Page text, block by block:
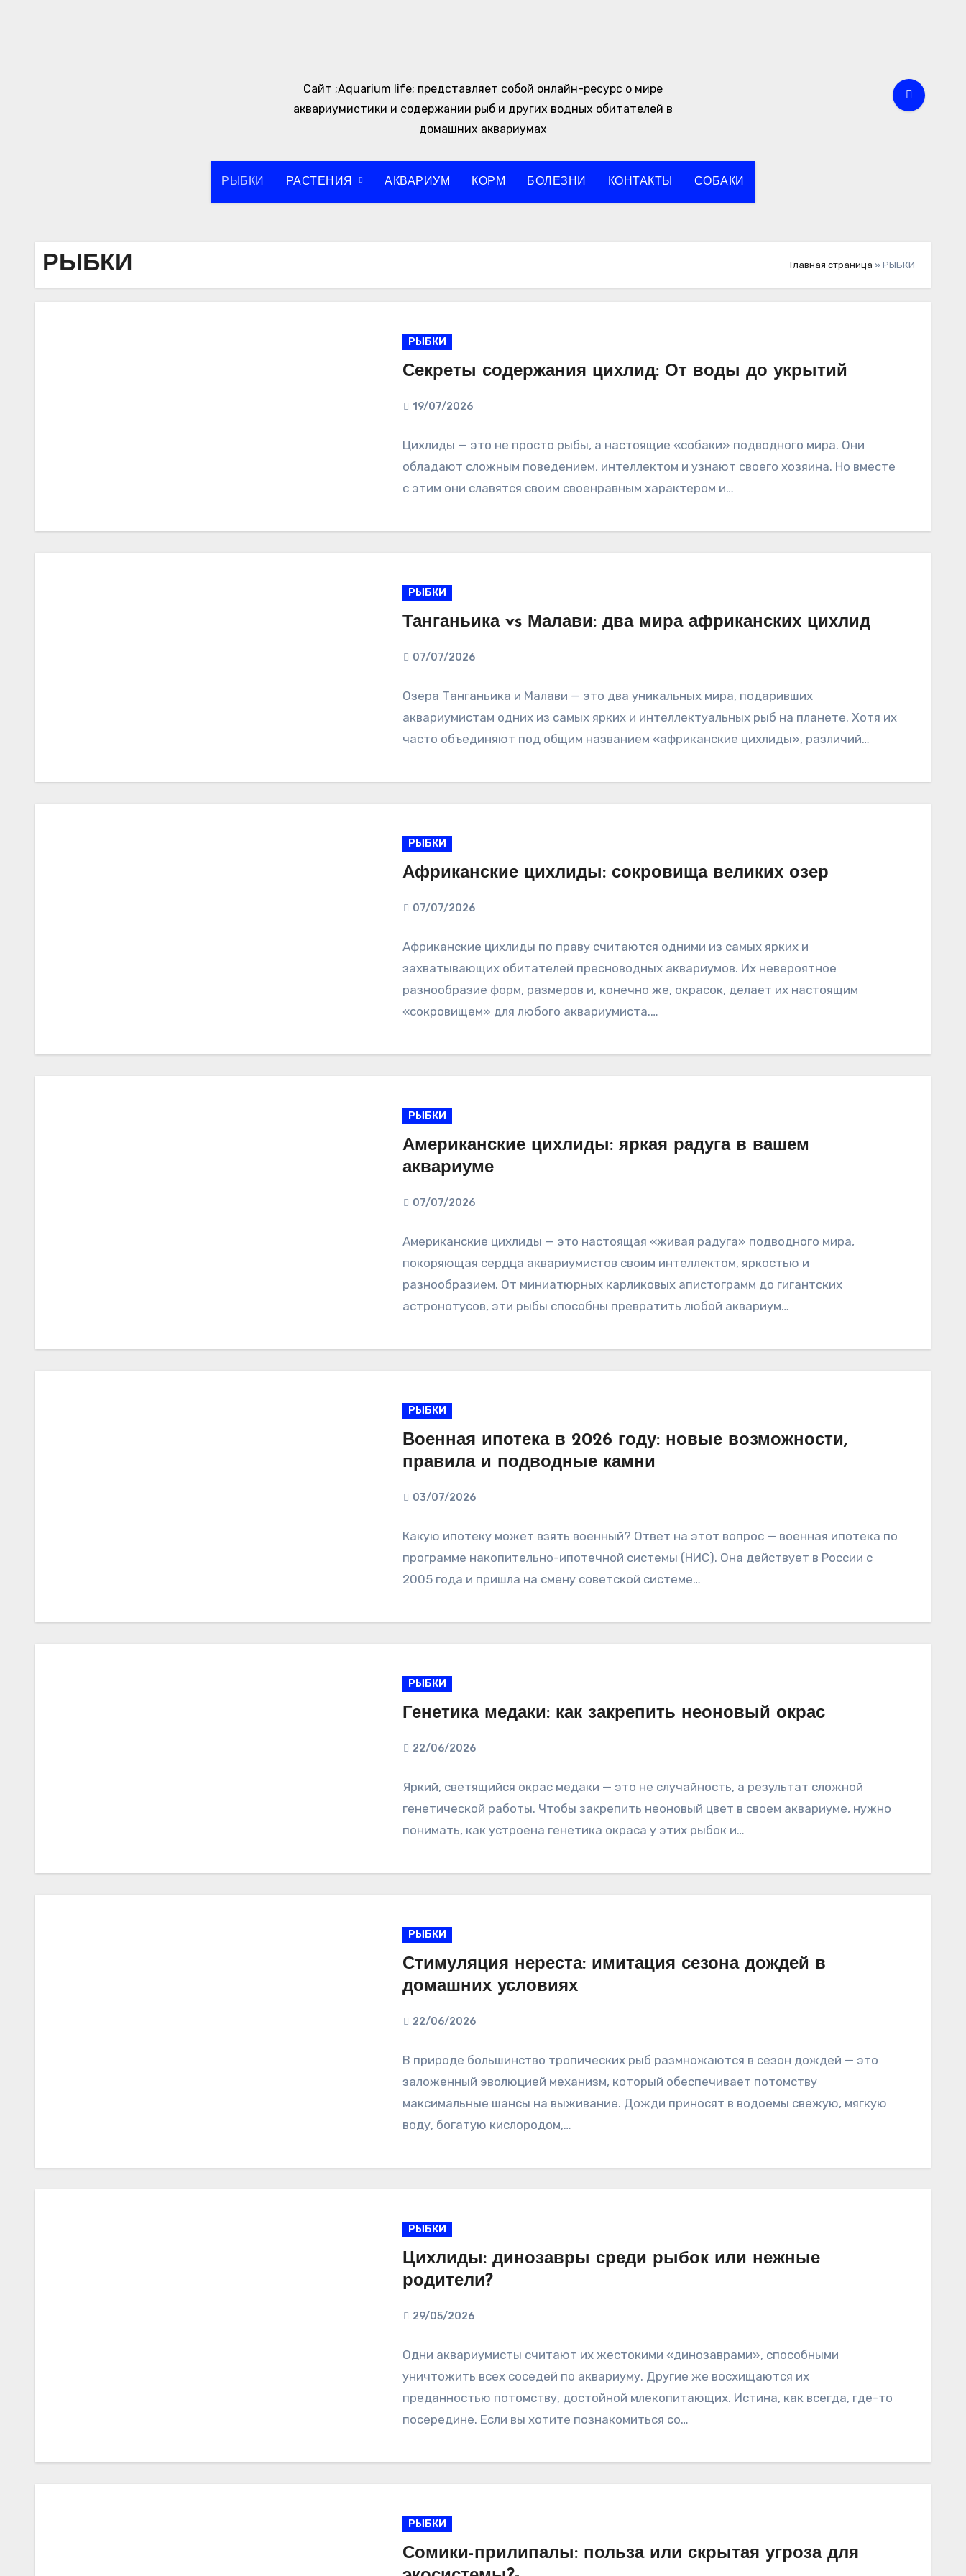
Сайт ;Aquarium life; представляет собой онлайн-ресурс о мире
аквариумистики и содержании рыб и других водных обитателей в
домашних аквариумах
РЫБКИ РАСТЕНИЯ АКВАРИУМ КОРМ БОЛЕЗНИ КОНТАКТЫ СОБАКИ
РЫБКИ Главная страница » РЫБКИ
РЫБКИ
Секреты содержания цихлид: От воды до укрытий
19/07/2026
Цихлиды — это не просто рыбы, а настоящие «собаки» подводного мира. Они
обладают сложным поведением, интеллектом и узнают своего хозяина. Но вместе
с этим они славятся своим своенравным характером и…
РЫБКИ
Танганьика vs Малави: два мира африканских цихлид
07/07/2026
Озера Танганьика и Малави — это два уникальных мира, подаривших
аквариумистам одних из самых ярких и интеллектуальных рыб на планете. Хотя их
часто объединяют под общим названием «африканские цихлиды», различий…
РЫБКИ
Африканские цихлиды: сокровища великих озер
07/07/2026
Африканские цихлиды по праву считаются одними из самых ярких и
захватывающих обитателей пресноводных аквариумов. Их невероятное
разнообразие форм, размеров и, конечно же, окрасок, делает их настоящим
«сокровищем» для любого аквариумиста.…
РЫБКИ
Американские цихлиды: яркая радуга в вашем
аквариуме
07/07/2026
Американские цихлиды — это настоящая «живая радуга» подводного мира,
покоряющая сердца аквариумистов своим интеллектом, яркостью и
разнообразием. От миниатюрных карликовых апистограмм до гигантских
астронотусов, эти рыбы способны превратить любой аквариум…
РЫБКИ
Военная ипотека в 2026 году: новые возможности,
правила и подводные камни
03/07/2026
Какую ипотеку может взять военный? Ответ на этот вопрос — военная ипотека по
программе накопительно-ипотечной системы (НИС). Она действует в России с
2005 года и пришла на смену советской системе…
РЫБКИ
Генетика медаки: как закрепить неоновый окрас
22/06/2026
Яркий, светящийся окрас медаки — это не случайность, а результат сложной
генетической работы. Чтобы закрепить неоновый цвет в своем аквариуме, нужно
понимать, как устроена генетика окраса у этих рыбок и…
РЫБКИ
Стимуляция нереста: имитация сезона дождей в
домашних условиях
22/06/2026
В природе большинство тропических рыб размножаются в сезон дождей — это
заложенный эволюцией механизм, который обеспечивает потомству
максимальные шансы на выживание. Дожди приносят в водоемы свежую, мягкую
воду, богатую кислородом,…
РЫБКИ
Цихлиды: динозавры среди рыбок или нежные
родители?
29/05/2026
Одни аквариумисты считают их жестокими «динозаврами», способными
уничтожить всех соседей по аквариуму. Другие же восхищаются их
преданностью потомству, достойной млекопитающих. Истина, как всегда, где-то
посередине. Если вы хотите познакомиться со…
РЫБКИ
Сомики-прилипалы: польза или скрытая угроза для